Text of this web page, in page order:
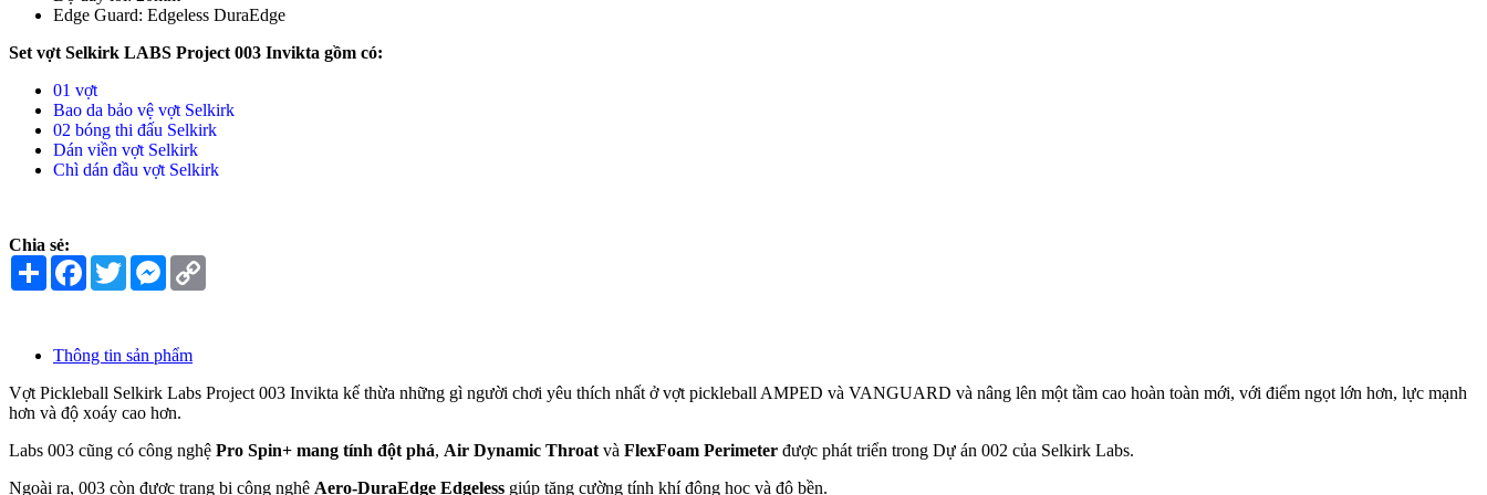
Edge Guard: Edgeless DuraEdge
Set vợt Selkirk LABS Project 003 Invikta gồm có:
01 vợt
Bao da bảo vệ vợt Selkirk
02 bóng thi đấu Selkirk
Dán viền vợt Selkirk
Chì dán đầu vợt Selkirk
Chia sẻ:
Share Facebook
TwitterMessenger
Thông tin sản phẩm
Vợt Pickleball Selkirk Labs Project 003 Invikta kế thừa những gì người chơi yêu thích nhất ở vợt pickleball AMPED và VANGUARD và nâng lên một tầm cao hoàn toàn mới, với điểm ngọt lớn hơn, lực mạnh
hơn và độ xoáy cao hơn.
Labs 003 cũng có công nghệ Pro Spin+ mang tính đột phá, Air Dynamic Throat và FlexFoam Perimeter được phát triển trong Dự án 002 của Selkirk Labs.
Ngoài ra, 003 còn được trang bị công nghệ Aero-DuraEdge Edgeless giúp tăng cường tính khí động học và độ bền.